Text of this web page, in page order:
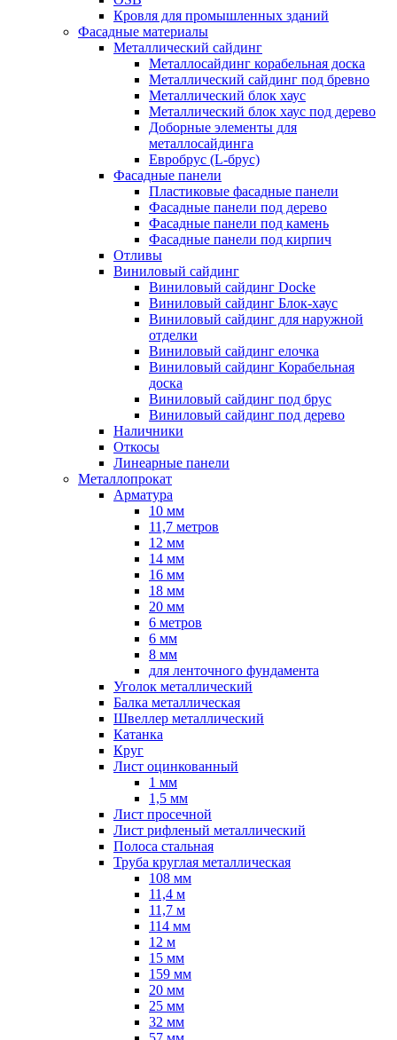
Кровля для промышленных зданий
Фасадные материалы
Металлический сайдинг
Металлосайдинг корабельная доска
Металлический сайдинг под бревно
Металлический блок хаус
Металлический блок хаус под дерево
Доборные элементы для
металлосайдинга
Евробрус (L-брус)
Фасадные панели
Пластиковые фасадные панели
Фасадные панели под дерево
Фасадные панели под камень
Фасадные панели под кирпич
Отливы
Виниловый сайдинг
Виниловый сайдинг Docke
Виниловый сайдинг Блок-хаус
Виниловый сайдинг для наружной
отделки
Виниловый сайдинг елочка
Виниловый сайдинг Корабельная
доска
Виниловый сайдинг под брус
Виниловый сайдинг под дерево
Наличники
Откосы
Линеарные панели
Металлопрокат
Арматура
10 мм
11,7 метров
12 мм
14 мм
16 мм
18 мм
20 мм
6 метров
6 мм
8 мм
для ленточного фундамента
Уголок металлический
Балка металлическая
Швеллер металлический
Катанка
Круг
Лист оцинкованный
1 мм
1,5 мм
Лист просечной
Лист рифленый металлический
Полоса стальная
Труба круглая металлическая
108 мм
11,4 м
11,7 м
114 мм
12 м
15 мм
159 мм
20 мм
25 мм
32 мм